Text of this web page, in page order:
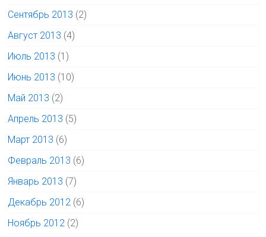
Сентябрь 2013 (2)
Август 2013 (4)
Июль 2013 (1)
Июнь 2013 (10)
Май 2013 (2)
Апрель 2013 (5)
Март 2013 (6)
Февраль 2013 (6)
Январь 2013 (7)
Декабрь 2012 (6)
Ноябрь 2012 (2)